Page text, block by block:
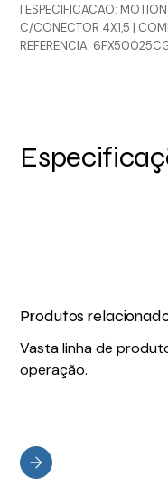
| ESPECIFICACAO:
C/CONECTOR 4X1,5 |
REFERENCIA:
Produtos
Vasta linha de
operação.